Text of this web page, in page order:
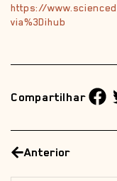
https://
via%3Dihub
Compartilhar
Anterior